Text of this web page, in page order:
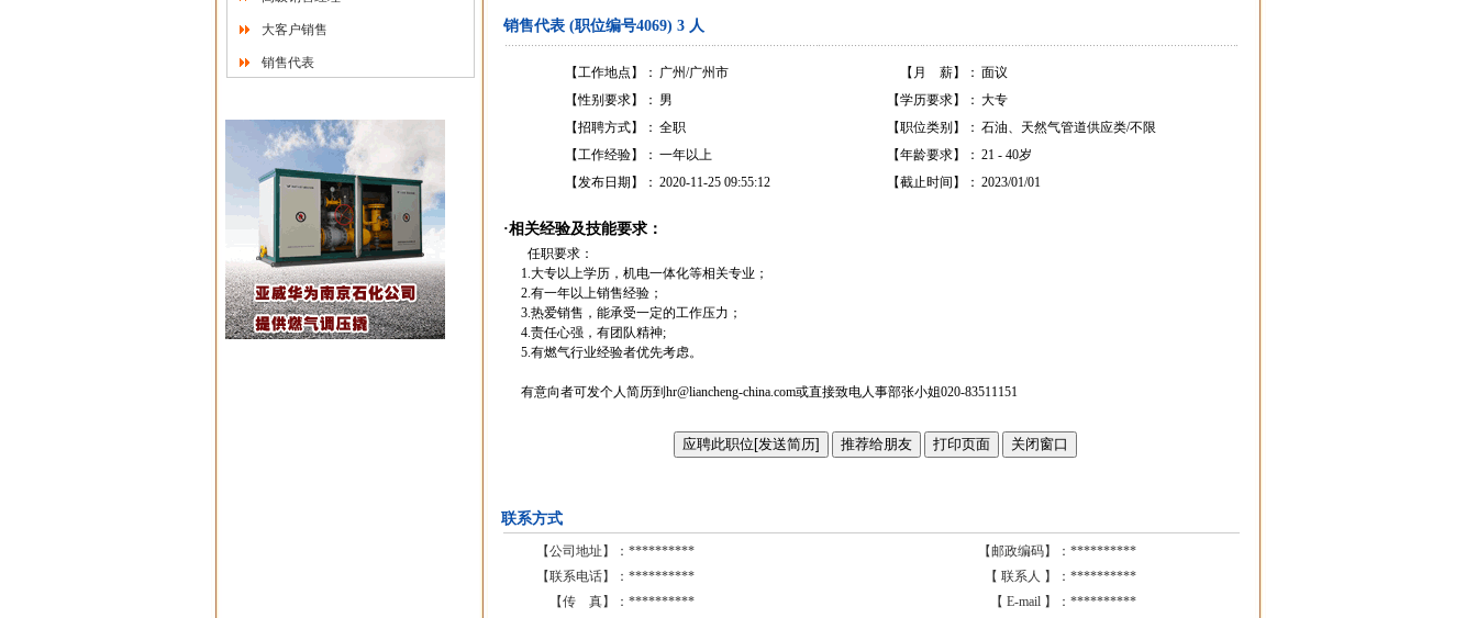
大客户销售
销售代表
销售代表 (职位编号4069) 3 人
【工作地点】： 广州/广州市 【月 薪】： 面议
【性别要求】： 男 【学历要求】： 大专
【招聘方式】： 全职 【职位类别】： 石油、天然气管道供应类/不限
【工作经验】： 一年以上 【年龄要求】： 21 - 40岁
【发布日期】： 2020-11-25 09:55:12 【截止时间】： 2023/01/01
·相关经验及技能要求：
任职要求：
1.大专以上学历，机电一体化等相关专业；
2.有一年以上销售经验；
3.热爱销售，能承受一定的工作压力；
4.责任心强，有团队精神;
5.有燃气行业经验者优先考虑。
有意向者可发个人简历到hr@liancheng-china.com或直接致电人事部张小姐020-83511151
联系方式
【公司地址】： ********** 【邮政编码】： **********
【联系电话】： ********** 【 联系人 】： **********
【传 真】： ********** 【 E-mail 】： **********